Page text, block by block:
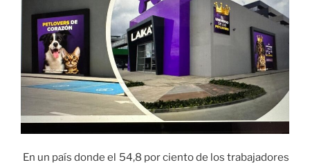
En un país donde el 54,8 por ciento de los trabajadores